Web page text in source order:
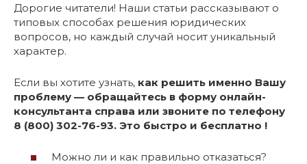
Дорогие читатели! Наши статьи рассказывают о
типовых способах решения юридических
вопросов, но каждый случай носит уникальный
характер.
Если вы хотите узнать, как решить именно Вашу
проблему — обращайтесь в форму онлайн-
консультанта справа или звоните по телефону
8 (800) 302-76-93. Это быстро и бесплатно !
Можно ли и как правильно отказаться?